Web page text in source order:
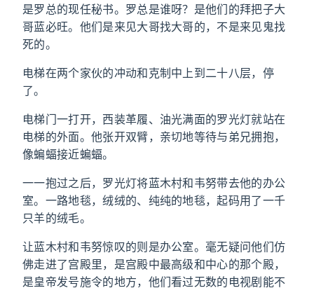
是罗总的现任秘书。罗总是谁呀？是他们的拜把子大
哥蓝必旺。他们是来见大哥找大哥的，不是来见鬼找
死的。
电梯在两个家伙的冲动和克制中上到二十八层，停
了。
电梯门一打开，西装革履、油光满面的罗光灯就站在
电梯的外面。他张开双臂，亲切地等待与弟兄拥抱，
像蝙蝠接近蝙蝠。
一一抱过之后，罗光灯将蓝木村和韦努带去他的办公
室。一路地毯，绒绒的、纯纯的地毯，起码用了一千
只羊的绒毛。
让蓝木村和韦努惊叹的则是办公室。毫无疑问他们仿
佛走进了宫殿里，是宫殿中最高级和中心的那个殿，
是皇帝发号施令的地方，他们看过无数的电视剧能不